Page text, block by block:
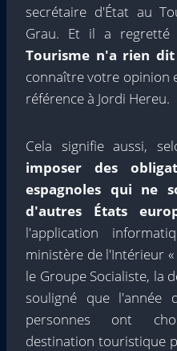
secrétaire d'État au
Grau. Et il a regretté
Tourisme n'a rien
connaître votre opinion
référence à Jordi Hereu.
Cela signifie aussi,
imposer des
espagnoles qui ne
d'autres États
l'application
ministère de l'Intérieur
le Groupe Socialiste, la
souligné que l'année
personnes ont
destination touristique